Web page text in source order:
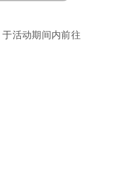
活动期间内前往